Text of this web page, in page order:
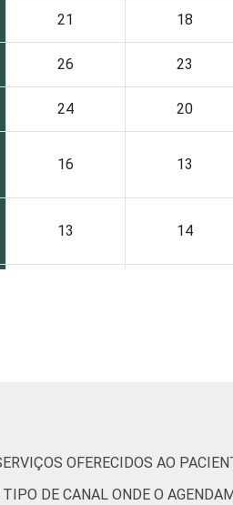
21 18
26 23
24 20
16 13
13 14
20 20
OFERECIDOS AO
DE CANAL ONDE O